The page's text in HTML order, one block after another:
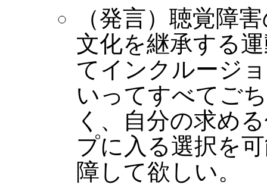
（発言）聴覚障
文化を継承する
てインクルージ
いってすべてご
く、自分の求め
プに入る選択を
障して欲しい。